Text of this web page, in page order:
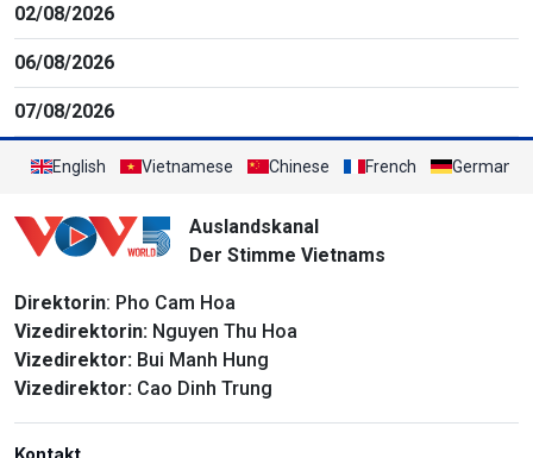
02/08/2026
06/08/2026
07/08/2026
English Vietnamese Chinese French German
Auslandskanal
Der Stimme Vietnams
Direktorin: Pho Cam Hoa
Vizedirektorin: Nguyen Thu Hoa
Vizedirektor: Bui Manh Hung
Vizedirektor: Cao Dinh Trung
Kontakt